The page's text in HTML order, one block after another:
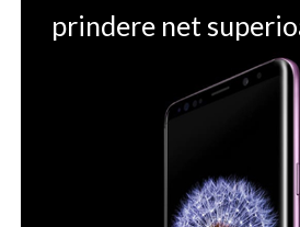
prindere net